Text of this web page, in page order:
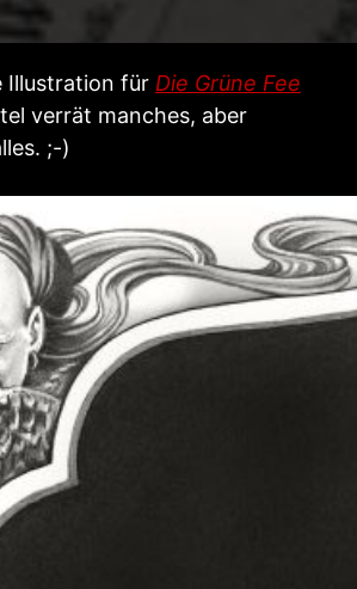
Illustration für Die Grüne Fee
verrät manches, aber
;-)